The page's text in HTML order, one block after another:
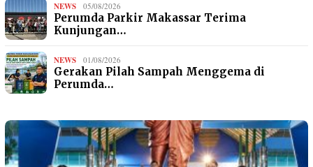
NEWS 05/08/2026
Perumda Parkir Makassar Terima
Kunjungan…
NEWS 01/08/2026
Gerakan Pilah Sampah Menggema di
Perumda…